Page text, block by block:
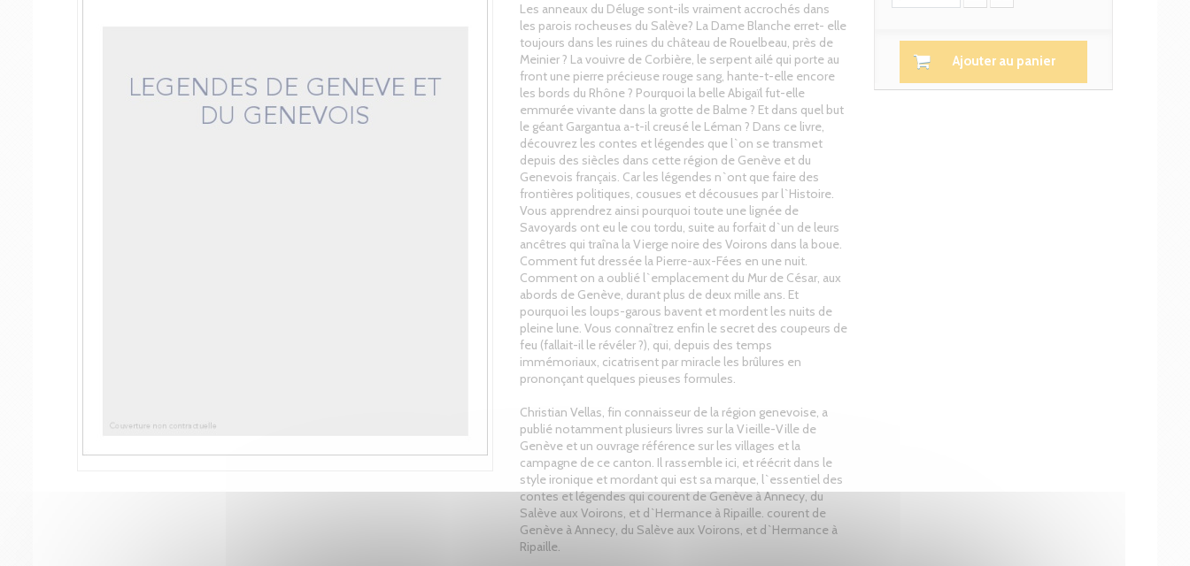
Les anneaux du Déluge sont-ils vraiment accrochés dans
les parois rocheuses du Salève? La Dame Blanche erret- elle
toujours dans les ruines du château de Rouelbeau, près de
Meinier ? La vouivre de Corbière, le serpent ailé qui porte au
front une pierre précieuse rouge sang, hante-t-elle encore
les bords du Rhône ? Pourquoi la belle Abigaïl fut-elle
emmurée vivante dans la grotte de Balme ? Et dans quel but
le géant Gargantua a-t-il creusé le Léman ? Dans ce livre,
découvrez les contes et légendes que l`on se transmet
depuis des siècles dans cette région de Genève et du
Genevois français. Car les légendes n`ont que faire des
frontières politiques, cousues et décousues par l`Histoire.
Vous apprendrez ainsi pourquoi toute une lignée de
Savoyards ont eu le cou tordu, suite au forfait d`un de leurs
ancêtres qui traîna la Vierge noire des Voirons dans la boue.
Comment fut dressée la Pierre-aux-Fées en une nuit.
Comment on a oublié l`emplacement du Mur de César, aux
abords de Genève, durant plus de deux mille ans. Et
pourquoi les loups-garous bavent et mordent les nuits de
pleine lune. Vous connaîtrez enfin le secret des coupeurs de
feu (fallait-il le révéler ?), qui, depuis des temps
immémoriaux, cicatrisent par miracle les brûlures en
prononçant quelques pieuses formules.
Christian Vellas, fin connaisseur de la région genevoise, a
publié notamment plusieurs livres sur la Vieille-Ville de
Genève et un ouvrage référence sur les villages et la
campagne de ce canton. Il rassemble ici, et réécrit dans le
style ironique et mordant qui est sa marque, l`essentiel des
contes et légendes qui courent de Genève à Annecy, du
Salève aux Voirons, et d`Hermance à Ripaille. courent de
Genève à Annecy, du Salève aux Voirons, et d`Hermance à
Ripaille.
Ajouter au panier